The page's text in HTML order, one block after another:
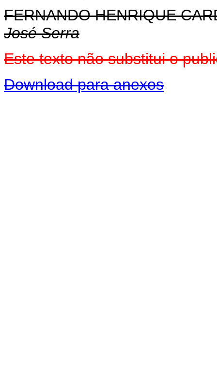
FERNANDO HENRIQUE
José Serra
Este texto não substitui o
Download para anexos